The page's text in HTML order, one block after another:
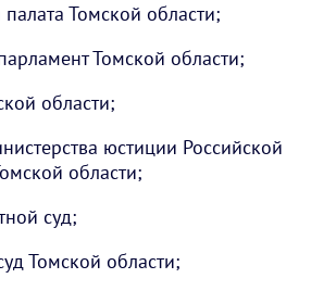
Томской области;
Томской области;
области;
юстиции Российской
области;
суд;
Томской области;